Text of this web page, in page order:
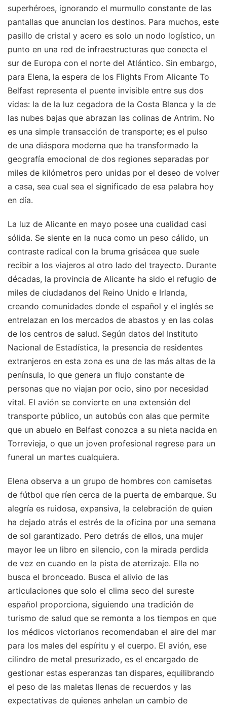
superhéroes, ignorando el murmullo constante de las
pantallas que anuncian los destinos. Para muchos, este
pasillo de cristal y acero es solo un nodo logístico, un
punto en una red de infraestructuras que conecta el
sur de Europa con el norte del Atlántico. Sin embargo,
para Elena, la espera de los Flights From Alicante To
Belfast representa el puente invisible entre sus dos
vidas: la de la luz cegadora de la Costa Blanca y la de
las nubes bajas que abrazan las colinas de Antrim. No
es una simple transacción de transporte; es el pulso
de una diáspora moderna que ha transformado la
geografía emocional de dos regiones separadas por
miles de kilómetros pero unidas por el deseo de volver
a casa, sea cual sea el significado de esa palabra hoy
en día.
La luz de Alicante en mayo posee una cualidad casi
sólida. Se siente en la nuca como un peso cálido, un
contraste radical con la bruma grisácea que suele
recibir a los viajeros al otro lado del trayecto. Durante
décadas, la provincia de Alicante ha sido el refugio de
miles de ciudadanos del Reino Unido e Irlanda,
creando comunidades donde el español y el inglés se
entrelazan en los mercados de abastos y en las colas
de los centros de salud. Según datos del Instituto
Nacional de Estadística, la presencia de residentes
extranjeros en esta zona es una de las más altas de la
península, lo que genera un flujo constante de
personas que no viajan por ocio, sino por necesidad
vital. El avión se convierte en una extensión del
transporte público, un autobús con alas que permite
que un abuelo en Belfast conozca a su nieta nacida en
Torrevieja, o que un joven profesional regrese para un
funeral un martes cualquiera.
Elena observa a un grupo de hombres con camisetas
de fútbol que ríen cerca de la puerta de embarque. Su
alegría es ruidosa, expansiva, la celebración de quien
ha dejado atrás el estrés de la oficina por una semana
de sol garantizado. Pero detrás de ellos, una mujer
mayor lee un libro en silencio, con la mirada perdida
de vez en cuando en la pista de aterrizaje. Ella no
busca el bronceado. Busca el alivio de las
articulaciones que solo el clima seco del sureste
español proporciona, siguiendo una tradición de
turismo de salud que se remonta a los tiempos en que
los médicos victorianos recomendaban el aire del mar
para los males del espíritu y el cuerpo. El avión, ese
cilindro de metal presurizado, es el encargado de
gestionar estas esperanzas tan dispares, equilibrando
el peso de las maletas llenas de recuerdos y las
expectativas de quienes anhelan un cambio de